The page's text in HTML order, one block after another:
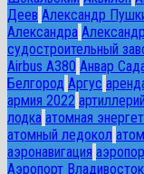
Деев Александр
Александра
судостроительный
Airbus A380 Анвар
Белгород Аргус
армия 2022
лодка атомная
атомный ледокол
аэронавигация
Аэропорт Владивосток